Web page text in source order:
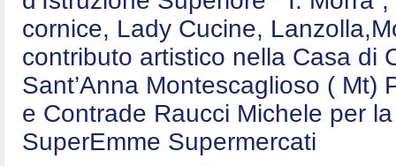
cornice, Lady Cucine,
contributo artistico nella Casa di
Sant’Anna Montescaglioso ( Mt)
e Contrade Raucci Michele per
SuperEmme Supermercati